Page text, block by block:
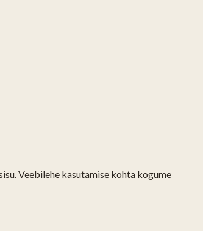
Veebilehe kasutamise kohta kogume